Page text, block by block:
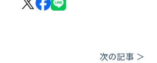
次の記事 ＞